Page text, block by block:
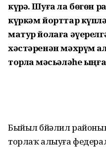
күрә. Шуға ла бөгөн
күркәм йорттар
матур йолаға
хәстәренән мәхрүм
торлаҡ мәсьәләһе
Быйыл Әбйәлил
торлаҡ алыуға